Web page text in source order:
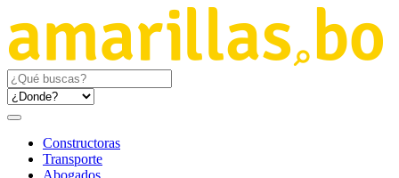
Constructoras
Transporte
Abogados